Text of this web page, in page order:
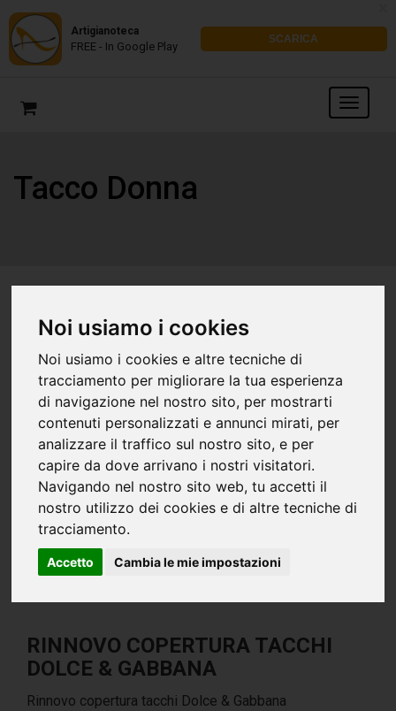
Noi usiamo i cookies
Noi usiamo i cookies e altre tecniche di
tracciamento per migliorare la tua esperienza
di navigazione nel nostro sito, per mostrarti
contenuti personalizzati e annunci mirati, per
analizzare il traffico sul nostro sito, e per
capire da dove arrivano i nostri visitatori.
Navigando nel nostro sito web, tu accetti il
nostro utilizzo dei cookies e di altre tecniche di
tracciamento.
Accetto Cambia le mie impostazioni
Artigianoteca
FREE - In Google Play
SCARICA
Tacco Donna
RINNOVO COPERTURA TACCHI
DOLCE & GABBANA
Rinnovo copertura tacchi Dolce & Gabbana